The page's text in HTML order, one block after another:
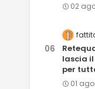
02
lascia
per
01